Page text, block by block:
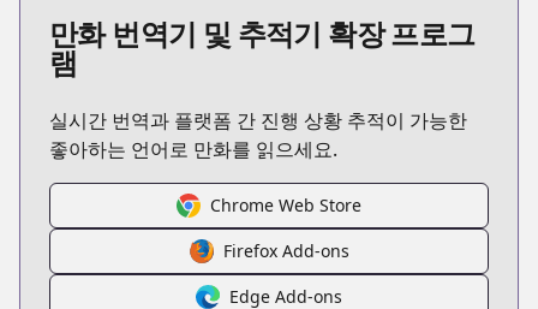
만화 번역기 및 추적기 확장 프로그
램
실시간 번역과 플랫폼 간 진행 상황 추적이 가능한
좋아하는 언어로 만화를 읽으세요.
Chrome Web Store
Firefox Add-ons
Edge Add-ons